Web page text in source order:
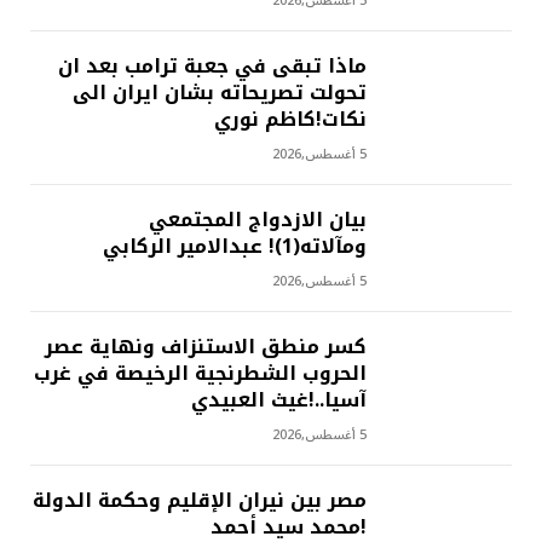
ماذا تبقى في جعبة ترامب بعد ان
تحولت تصريحاته بشان ايران الى
نكات!كاظم نوري
5 أغسطس,2026
بيان الازدواج المجتمعي
ومآلاته(1)! عبدالامير الركابي
5 أغسطس,2026
كسر منطق الاستنزاف ونهاية عصر
الحروب الشطرنجية الرخيصة في غرب
آسيا..!غيث العبيدي
5 أغسطس,2026
مصر بين نيران الإقليم وحكمة الدولة
!محمد سيد أحمد